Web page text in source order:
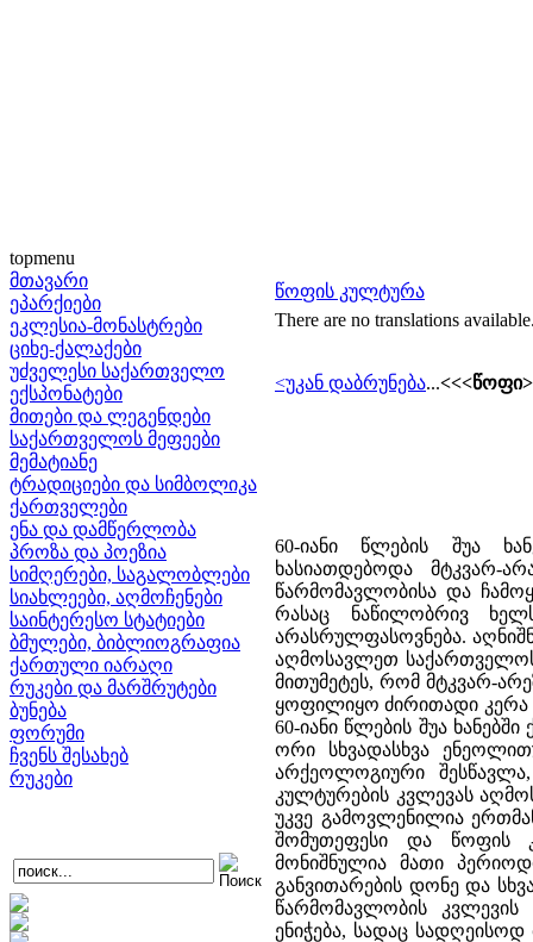
topmenu
მთავარი
ეპარქიები
ეკლესია-მონასტრები
ციხე-ქალაქები
უძველესი საქართველო
ექსპონატები
მითები და ლეგენდები
საქართველოს მეფეები
მემატიანე
ტრადიციები და სიმბოლიკა
ქართველები
ენა და დამწერლობა
პროზა და პოეზია
სიმღერები, საგალობლები
სიახლეები, აღმოჩენები
საინტერესო სტატიები
ბმულები, ბიბლიოგრაფია
ქართული იარაღი
რუკები და მარშრუტები
ბუნება
ფორუმი
ჩვენს შესახებ
რუკები
წოფის კულტურა
There are no translations
<უკან დაბრუნება...
60-იანი წლების შუა
ხასიათდებოდა მტკვარ-
წარმომავლობისა და
რასაც ნაწილობრივ
არასრულფასოვნება.
აღმოსავლეთ
მითუმეტეს, რომ მტკვარ-
ყოფილიყო ძირითადი კერა
60-იანი წლების შუა
ორი სხვადასხვა
არქეოლოგიური
კულტურების კვლევას
უკვე გამოვლენილია
შომუთეფესი და წოფის
მონიშნულია მათი
განვითარების დონე და
წარმომავლობის
ენიჭება, სადაც